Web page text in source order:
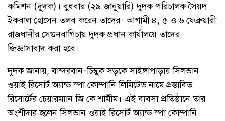
কমিশন (দুদক)। বুধবার (২৯ জানুয়ারি) দুদক পরিচালক সৈয়দ
ইকবাল হোসেন তলব করেন তাদের। আগামী ৪, ৫ ও ৬ ফেব্রুয়ারী
রাজধানীর সেগুনবাগিচায় দুদক প্রধান কার্যালয়ে তাদের
জিজ্ঞাসাবাদ করা হবে।
দুদক জানায়, বান্দরবান-চিম্বুক সড়কে সাইঙ্গাপাড়ায় সিলভান
ওয়াই রিসোর্ট অ্যান্ড স্পা কোম্পানি লিমিটেড নামে প্রস্তাবিত
রিসোর্টের চেয়ারম্যান জি কে শামীম। এই ব্যবসা প্রতিষ্ঠানে তার
অংশীদার হলেন সিলভান ওয়াই রিসোর্ট অ্যান্ড স্পা কোম্পানি